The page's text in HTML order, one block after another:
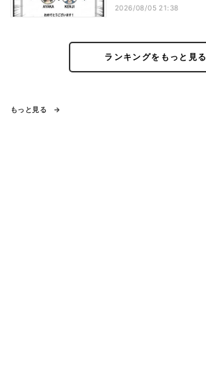
2026/08/05 21:38
ランキングをもっと見る
もっと見る